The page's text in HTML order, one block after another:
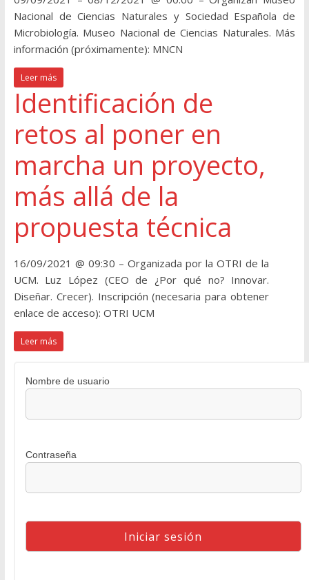
Nacional de Ciencias Naturales y Sociedad Española de
Microbiología. Museo Nacional de Ciencias Naturales. Más
información (próximamente): MNCN
Leer más
Identificación de
retos al poner en
marcha un proyecto,
más allá de la
propuesta técnica
16/09/2021 @ 09:30 – Organizada por la OTRI de la
UCM. Luz López (CEO de ¿Por qué no? Innovar.
Diseñar. Crecer). Inscripción (necesaria para obtener
enlace de acceso): OTRI UCM
Leer más
Nombre de usuario
Contraseña